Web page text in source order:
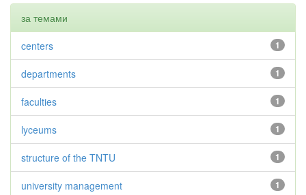
за темами
1
centers
1
departments
1
faculties
1
lyceums
1
structure of the TNTU
1
university management